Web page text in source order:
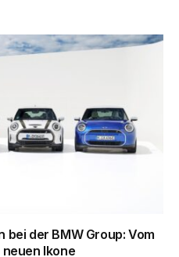
bei der BMW Group: Vom
Ikone